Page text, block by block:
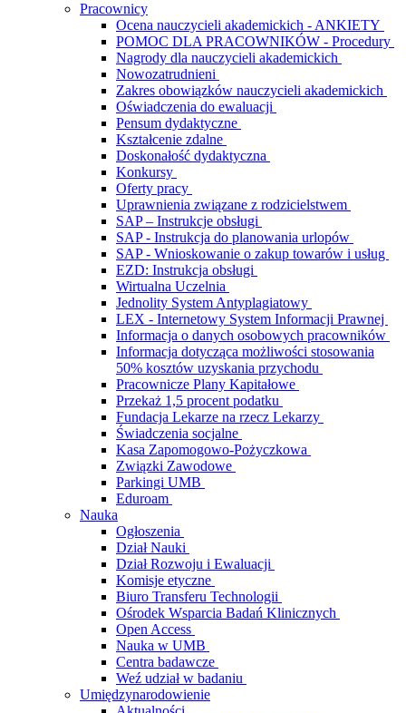
Pracownicy
Ocena nauczycieli akademickich - ANKIETY
POMOC DLA PRACOWNIKÓW - Procedury
Nagrody dla nauczycieli akademickich
Nowozatrudnieni
Zakres obowiązków nauczycieli akademickich
Oświadczenia do ewaluacji
Pensum dydaktyczne
Kształcenie zdalne
Doskonałość dydaktyczna
Konkursy
Oferty pracy
Uprawnienia związane z rodzicielstwem
SAP – Instrukcje obsługi
SAP - Instrukcja do planowania urlopów
SAP - Wnioskowanie o zakup towarów i usług
EZD: Instrukcja obsługi
Wirtualna Uczelnia
Jednolity System Antyplagiatowy
LEX - Internetowy System Informacji Prawnej
Informacja o danych osobowych pracowników
Informacja dotycząca możliwości stosowania
50% kosztów uzyskania przychodu
Pracownicze Plany Kapitałowe
Przekaż 1,5 procent podatku
Fundacja Lekarze na rzecz Lekarzy
Świadczenia socjalne
Kasa Zapomogowo-Pożyczkowa
Związki Zawodowe
Parkingi UMB
Eduroam
Nauka
Ogłoszenia
Dział Nauki
Dział Rozwoju i Ewaluacji
Komisje etyczne
Biuro Transferu Technologii
Ośrodek Wsparcia Badań Klinicznych
Open Access
Nauka w UMB
Centra badawcze
Weź udział w badaniu
Umiędzynarodowienie